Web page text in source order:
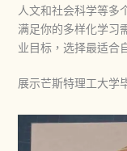
人文和社会科学等多
满足你的多样化学习
业目标，选择最适合
展示芒斯特理工大学